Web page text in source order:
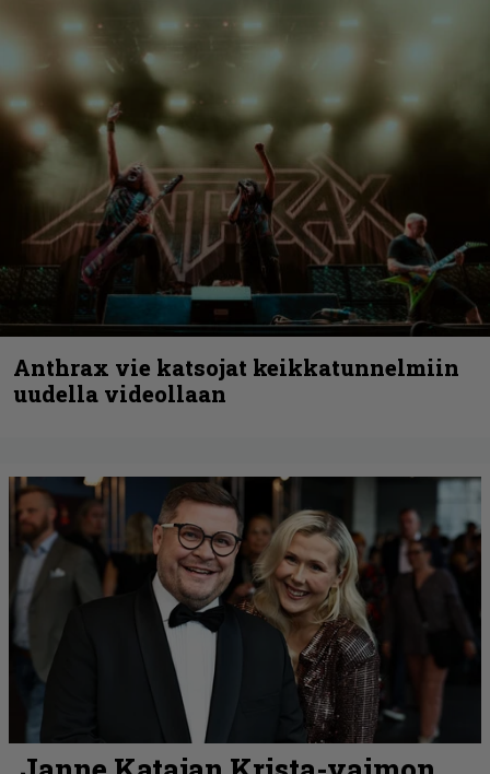
Anthrax vie katsojat keikkatunnelmiin
uudella videollaan